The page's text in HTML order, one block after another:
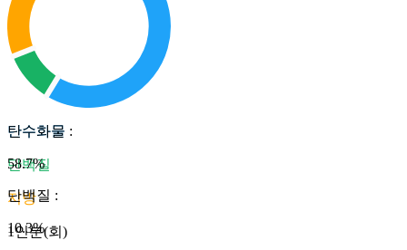
탄수화물
단백질
지방
1인분(회)
탄수화물 :
58.7%
단백질 :
10.3%